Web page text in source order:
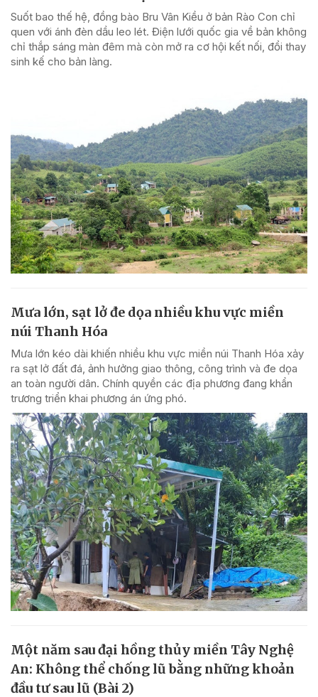
Suốt bao thế hệ, đồng bào Bru Vân Kiều ở bản Rào Con chỉ
quen với ánh đèn dầu leo lét. Điện lưới quốc gia về bản không
chỉ thắp sáng màn đêm mà còn mở ra cơ hội kết nối, đổi thay
sinh kế cho bản làng.
Mưa lớn, sạt lở đe dọa nhiều khu vực miền
núi Thanh Hóa
Mưa lớn kéo dài khiến nhiều khu vực miền núi Thanh Hóa xảy
ra sạt lở đất đá, ảnh hưởng giao thông, công trình và đe dọa
an toàn người dân. Chính quyền các địa phương đang khẩn
trương triển khai phương án ứng phó.
Một năm sau đại hồng thủy miền Tây Nghệ
An: Không thể chống lũ bằng những khoản
đầu tư sau lũ (Bài 2)